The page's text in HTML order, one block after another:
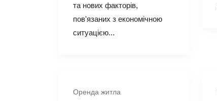
та нових факторів,
пов'язаних з економічною
ситуацією...
Оренда житла